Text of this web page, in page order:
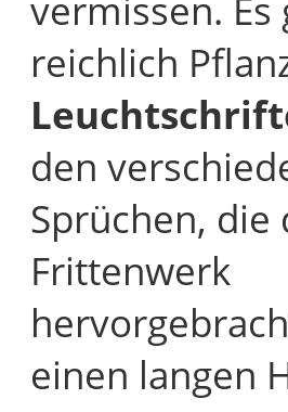
reichlich
den
Sprüchen, die
Frittenwerk
einen langen